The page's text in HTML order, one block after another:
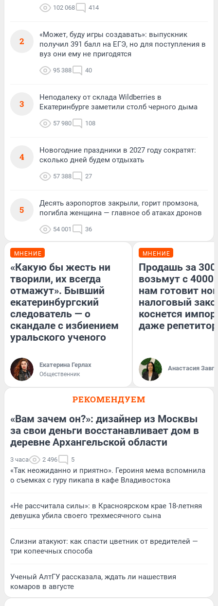
102 068 414
2
«Может, буду игры создавать»: выпускник
получил 391 балл на ЕГЭ, но для поступления в
вуз они ему не пригодятся
95 388 40
3
Неподалеку от склада Wildberries в
Екатеринбурге заметили столб черного дыма
57 980 108
4
Новогодние праздники в 2027 году сократят:
сколько дней будем отдыхать
57 388 27
5
Десять аэропортов закрыли, горит промзона,
погибла женщина — главное об атаках дронов
54 001 36
МНЕНИЕ
«Какую бы жесть ни
творили, их всегда
отмажут». Бывший
екатеринбургский
следователь — о
скандале с избиением
уральского ученого
Екатерина Герлах
Общественник
МНЕНИЕ
Продашь за
возьмут с
нам готовит
налоговый
коснется
даже
Анастасия
РЕКОМЕНДУЕМ
«Вам зачем он?»: дизайнер из Москвы
за свои деньги восстанавливает дом в
деревне Архангельской области
3 часа 2 496 5
«Так неожиданно и приятно». Героиня мема вспомнила
о съемках с гуру пикапа в кафе Владивостока
«Не рассчитала силы»: в Красноярском крае 18-летняя
девушка убила своего трехмесячного сына
Слизни атакуют: как спасти цветник от вредителей —
три копеечных способа
Ученый АлтГУ рассказала, ждать ли нашествия
комаров в августе